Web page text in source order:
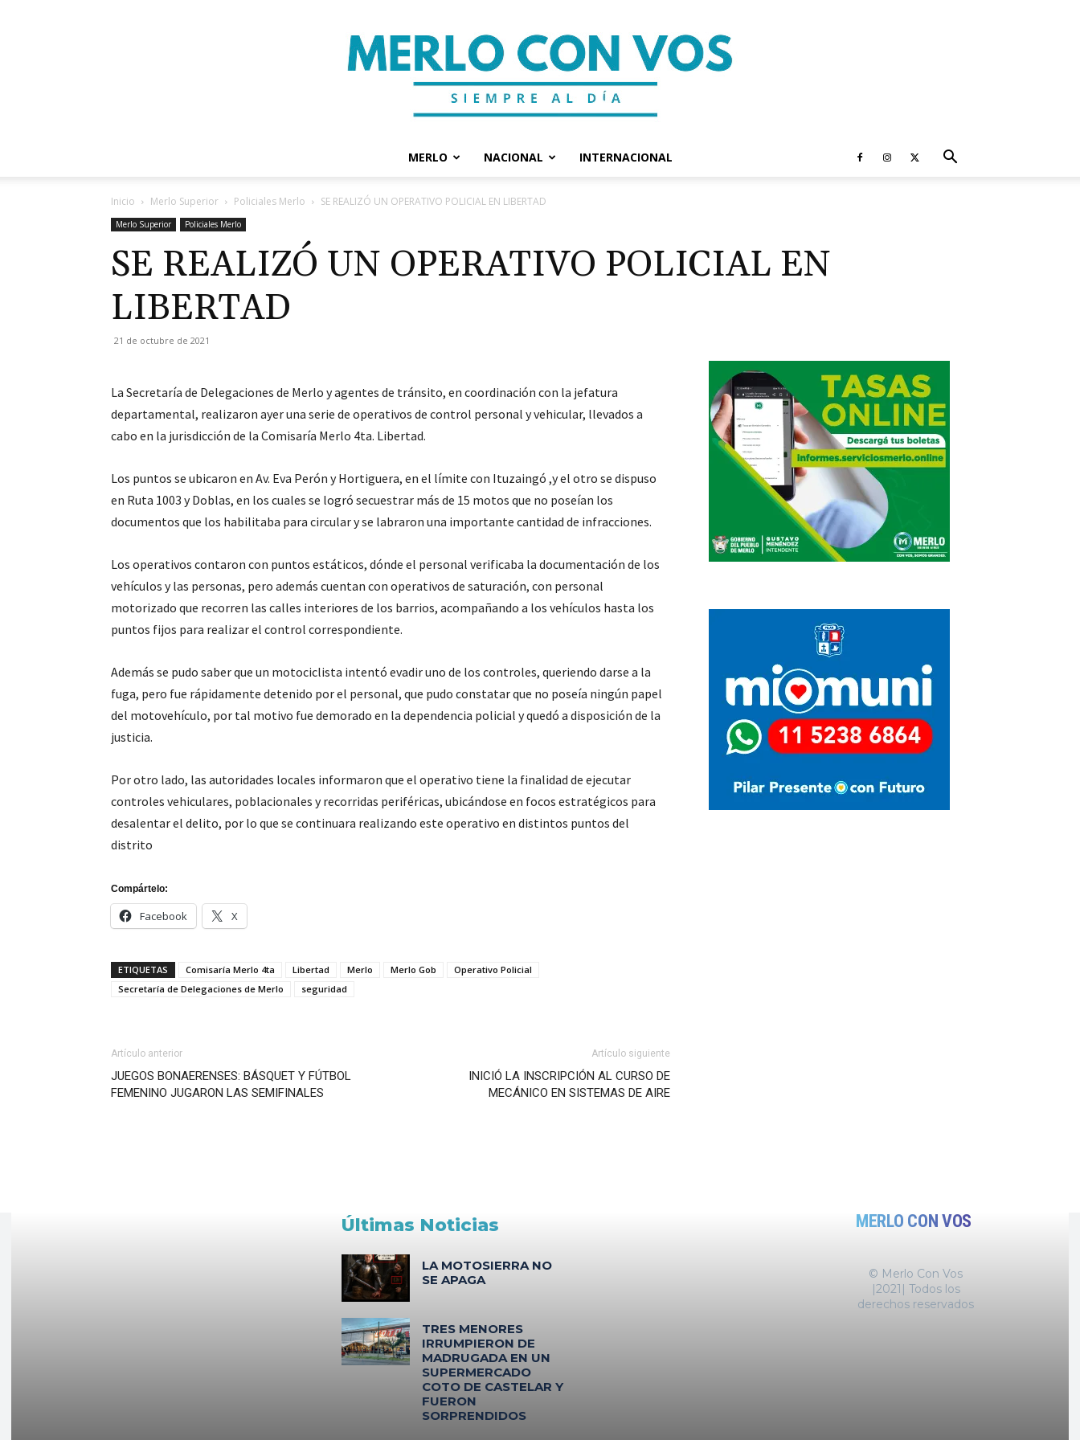
Vos
MERLO NACIONAL INTERNACIONAL
Inicio Merlo Superior Policiales Merlo SE REALIZÓ UN OPERATIVO POLICIAL EN LIBERTAD
Merlo Superior Policiales Merlo
SE REALIZÓ UN OPERATIVO POLICIAL EN
LIBERTAD
21 de octubre de 2021
La Secretaría de Delegaciones de Merlo y agentes de tránsito, en coordinación con la jefatura
departamental, realizaron ayer una serie de operativos de control personal y vehicular, llevados a
cabo en la jurisdicción de la Comisaría Merlo 4ta. Libertad.
Los puntos se ubicaron en Av. Eva Perón y Hortiguera, en el límite con Ituzaingó ,y el otro se dispuso
en Ruta 1003 y Doblas, en los cuales se logró secuestrar más de 15 motos que no poseían los
documentos que los habilitaba para circular y se labraron una importante cantidad de infracciones.
Los operativos contaron con puntos estáticos, dónde el personal verificaba la documentación de los
vehículos y las personas, pero además cuentan con operativos de saturación, con personal
motorizado que recorren las calles interiores de los barrios, acompañando a los vehículos hasta los
puntos fijos para realizar el control correspondiente.
Además se pudo saber que un motociclista intentó evadir uno de los controles, queriendo darse a la
fuga, pero fue rápidamente detenido por el personal, que pudo constatar que no poseía ningún papel
del motovehículo, por tal motivo fue demorado en la dependencia policial y quedó a disposición de la
justicia.
Por otro lado, las autoridades locales informaron que el operativo tiene la finalidad de ejecutar
controles vehiculares, poblacionales y recorridas periféricas, ubicándose en focos estratégicos para
desalentar el delito, por lo que se continuara realizando este operativo en distintos puntos del
distrito
Compártelo:
Facebook X
ETIQUETAS Comisaría Merlo 4ta Libertad Merlo Merlo Gob
Operativo Policial
Secretaría de Delegaciones de Merlo
seguridad
Artículo anterior
JUEGOS BONAERENSES: BÁSQUET Y FÚTBOL
FEMENINO JUGARON LAS SEMIFINALES
Artículo siguiente
INICIÓ LA INSCRIPCIÓN AL CURSO DE
MECÁNICO EN SISTEMAS DE AIRE
Últimas Noticias
LA MOTOSIERRA NO
SE APAGA
TRES MENORES
IRRUMPIERON DE
MADRUGADA EN UN
SUPERMERCADO
COTO DE CASTELAR Y
FUERON
SORPRENDIDOS
MERLO CON VOS
© Merlo Con Vos
|2021| Todos los
derechos reservados